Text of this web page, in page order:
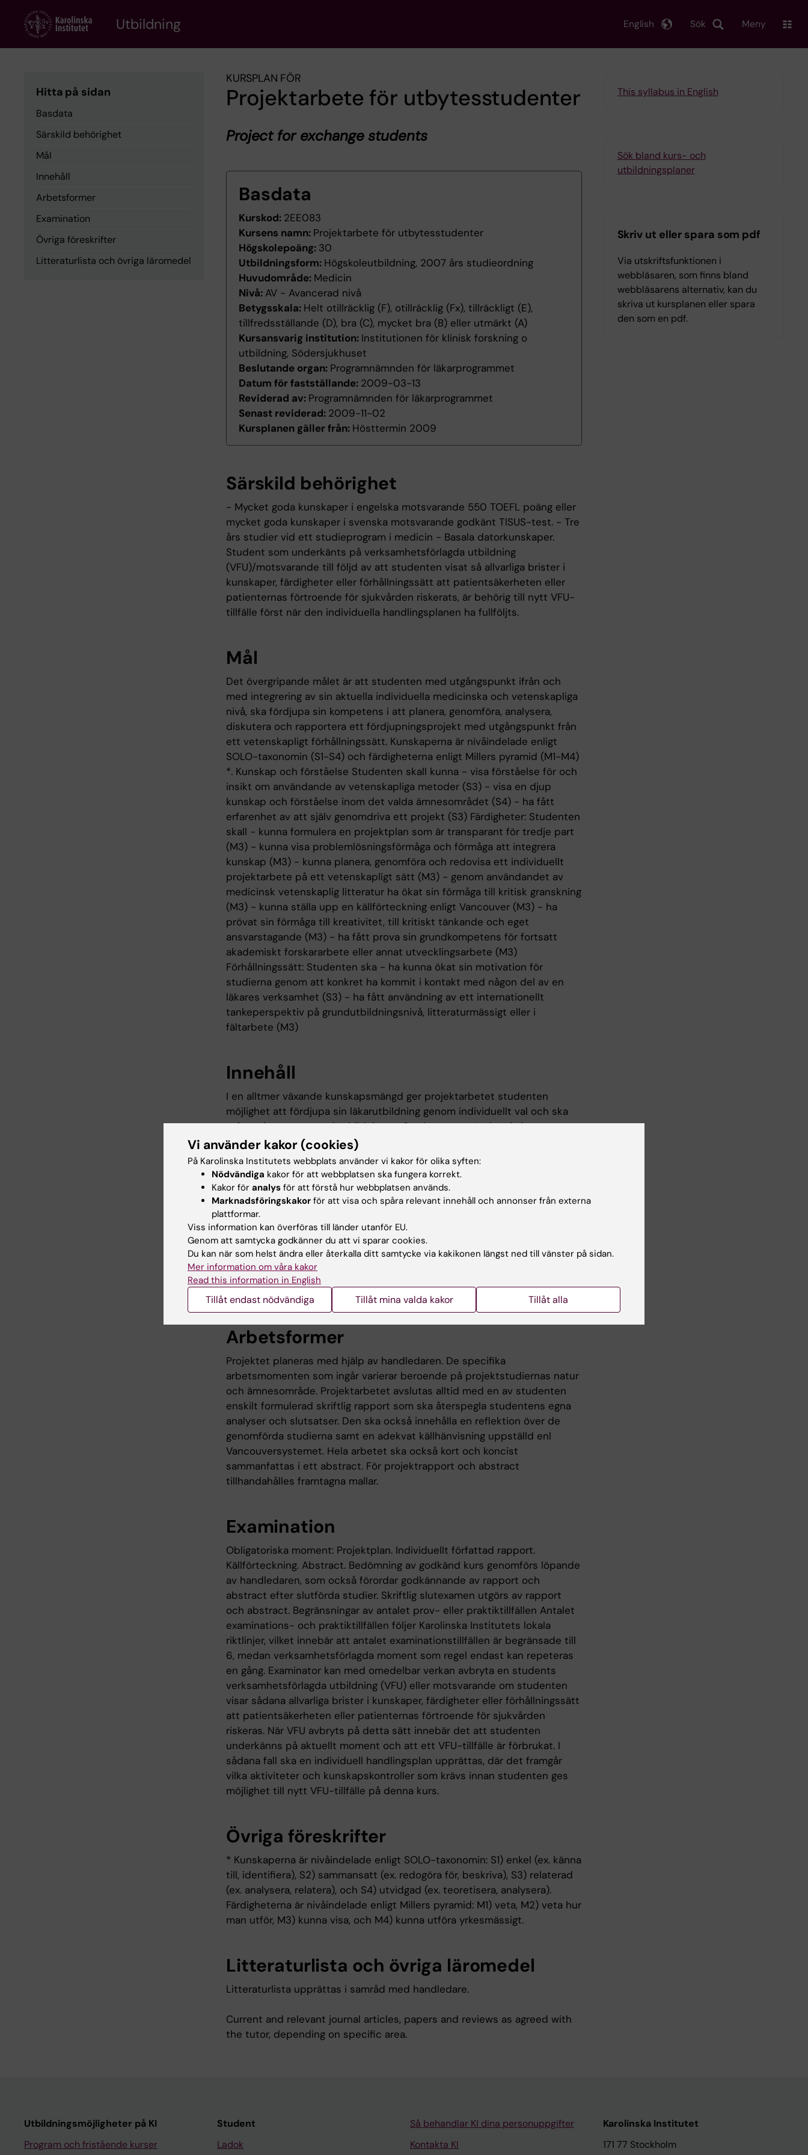
content
Utbildning Sök
English Meny
Hitta på sidan
Basdata
Särskild behörighet
Mål
Innehåll
Arbetsformer
Examination
Övriga föreskrifter
Litteraturlista och övriga läromedel
KURSPLAN FÖR
Projektarbete för utbytesstudenter
Project for exchange students
Basdata
Kurskod: 2EE083
Kursens namn: Projektarbete för utbytesstudenter
Högskolepoäng: 30
Utbildningsform: Högskoleutbildning, 2007 års studieordning
Huvudområde: Medicin
Nivå: AV - Avancerad nivå
Betygsskala: Helt otillräcklig (F), otillräcklig (Fx), tillräckligt (E),
tillfredsställande (D), bra (C), mycket bra (B) eller utmärkt (A)
Kursansvarig institution: Institutionen för klinisk forskning o
utbildning, Södersjukhuset
Beslutande organ: Programnämnden för läkarprogrammet
Datum för fastställande: 2009-03-13
Reviderad av: Programnämnden för läkarprogrammet
Senast reviderad: 2009-11-02
Kursplanen gäller från: Hösttermin 2009
Särskild behörighet
- Mycket goda kunskaper i engelska motsvarande 550 TOEFL poäng eller
mycket goda kunskaper i svenska motsvarande godkänt TISUS-test. - Tre
års studier vid ett studieprogram i medicin - Basala datorkunskaper.
Student som underkänts på verksamhetsförlagda utbildning
(VFU)/motsvarande till följd av att studenten visat så allvarliga brister i
kunskaper, färdigheter eller förhållningssätt att patientsäkerheten eller
patienternas förtroende för sjukvården riskerats, är behörig till nytt VFU-
tillfälle först när den individuella handlingsplanen ha fullföljts.
Mål
Det övergripande målet är att studenten med utgångspunkt ifrån och
med integrering av sin aktuella individuella medicinska och vetenskapliga
nivå, ska fördjupa sin kompetens i att planera, genomföra, analysera,
diskutera och rapportera ett fördjupningsprojekt med utgångspunkt från
ett vetenskapligt förhållningssätt. Kunskaperna är nivåindelade enligt
SOLO-taxonomin (S1-S4) och färdigheterna enligt Millers pyramid (M1-M4)
*. Kunskap och förståelse Studenten skall kunna - visa förståelse för och
insikt om användande av vetenskapliga metoder (S3) - visa en djup
kunskap och förståelse inom det valda ämnesområdet (S4) - ha fått
erfarenhet av att själv genomdriva ett projekt (S3) Färdigheter: Studenten
skall - kunna formulera en projektplan som är transparant för tredje part
(M3) - kunna visa problemlösningsförmåga och förmåga att integrera
kunskap (M3) - kunna planera, genomföra och redovisa ett individuellt
projektarbete på ett vetenskaplígt sätt (M3) - genom användandet av
medicinsk vetenskaplig litteratur ha ökat sin förmåga till kritisk granskning
(M3) - kunna ställa upp en källförteckning enligt Vancouver (M3) - ha
prövat sin förmåga till kreativitet, till kritiskt tänkande och eget
ansvarstagande (M3) - ha fått prova sin grundkompetens för fortsatt
akademiskt forskararbete eller annat utvecklingsarbete (M3)
Förhållningssätt: Studenten ska - ha kunna ökat sin motivation för
studierna genom att konkret ha kommit i kontakt med någon del av en
läkares verksamhet (S3) - ha fått användning av ett internationellt
tankeperspektiv på grundutbildningsnivå, litteraturmässigt eller i
fältarbete (M3)
Innehåll
I en alltmer växande kunskapsmängd ger projektarbetet studenten
möjlighet att fördjupa sin läkarutbildning genom individuellt val och ska
utföras integrerat med utbildningen. Studenten använder sig i
projektstudierna av den nivå av medicinska och vetenskapliga utbildning
som den personligen erhållit inom läkarprogrammet och på den nivå som
studenten har efter minst 120 högskolepoäng. Ett vetenskapligt synsätt
utgör basen för hela kursen. Professionell utveckling utgör också en tung
starkt integrerad del. Vilka specifika förutsättningar som finns för varje
projektarbete vad gäller kompetens och färdighetsträning,
ämnesintegrering, klinisk anknytning, särskilt berörda perspektiv (genus,
etnicitet, religion, funktionshinder) specificeras inför kursstart i en av
studenten skriftligt formulerad projektplan enligt tillhandahållen mall.
Projektplanen formuleras i samråd med handledaren och godkännes av
kommittén för studentvalda kurser.
Arbetsformer
Projektet planeras med hjälp av handledaren. De specifika
arbetsmomenten som ingår varierar beroende på projektstudiernas natur
och ämnesområde. Projektarbetet avslutas alltid med en av studenten
enskilt formulerad skriftlig rapport som ska återspegla studentens egna
analyser och slutsatser. Den ska också innehålla en reflektion över de
genomförda studierna samt en adekvat källhänvisning uppställd enl
Vancouversystemet. Hela arbetet ska också kort och koncist
sammanfattas i ett abstract. För projektrapport och abstract
tillhandahålles framtagna mallar.
Examination
Obligatoriska moment: Projektplan. Individuellt författad rapport.
Källförteckning. Abstract. Bedömning av godkänd kurs genomförs löpande
av handledaren, som också förordar godkännande av rapport och
abstract efter slutförda studier. Skriftlig slutexamen utgörs av rapport
och abstract. Begränsningar av antalet prov- eller praktiktillfällen Antalet
examinations- och praktiktillfällen följer Karolinska Institutets lokala
riktlinjer, vilket innebär att antalet examinationstillfällen är begränsade till
6, medan verksamhetsförlagda moment som regel endast kan repeteras
en gång. Examinator kan med omedelbar verkan avbryta en students
verksamhetsförlagda utbildning (VFU) eller motsvarande om studenten
visar sådana allvarliga brister i kunskaper, färdigheter eller förhållningssätt
att patientsäkerheten eller patienternas förtroende för sjukvården
riskeras. När VFU avbryts på detta sätt innebär det att studenten
underkänns på aktuellt moment och att ett VFU-tillfälle är förbrukat. I
sådana fall ska en individuell handlingsplan upprättas, där det framgår
vilka aktiviteter och kunskapskontroller som krävs innan studenten ges
möjlighet till nytt VFU-tillfälle på denna kurs.
Övriga föreskrifter
* Kunskaperna är nivåindelade enligt SOLO-taxonomin: S1) enkel (ex. känna
till, identifiera), S2) sammansatt (ex. redogöra för, beskriva), S3) relaterad
(ex. analysera, relatera), och S4) utvidgad (ex. teoretisera, analysera).
Färdigheterna är nivåindelade enligt Millers pyramid: M1) veta, M2) veta hur
man utför, M3) kunna visa, och M4) kunna utföra yrkesmässigt.
Litteraturlista och övriga läromedel
Litteraturlista upprättas i samråd med handledare.
Current and relevant journal articles, papers and reviews as agreed with
the tutor, depending on specific area.
This syllabus in English
Sök bland kurs- och
utbildningsplaner
Skriv ut eller spara som pdf
Via utskriftsfunktionen i
webbläsaren, som finns bland
webbläsarens alternativ, kan du
skriva ut kursplanen eller spara
den som en pdf.
Utbildningsmöjligheter på KI
Program och fristående kurser
Student
Ladok
Så behandlar KI dina personuppgifter
Kontakta KI
Karolinska Institutet
171 77 Stockholm
Vi använder kakor (cookies)
På Karolinska Institutets webbplats använder vi kakor för olika syften:
Nödvändiga kakor för att webbplatsen ska fungera korrekt.
Kakor för analys för att förstå hur webbplatsen används.
Marknadsföringskakor för att visa och spåra relevant innehåll och annonser från externa
plattformar.
Viss information kan överföras till länder utanför EU.
Genom att samtycka godkänner du att vi sparar cookies.
Du kan när som helst ändra eller återkalla ditt samtycke via kakikonen längst ned till vänster på sidan.
Mer information om våra kakor
Read this information in English
Tillåt endast nödvändiga Tillåt mina valda kakor Tillåt alla